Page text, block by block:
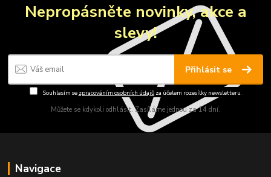
Nepropásněte novinky, akce a
slevy!
Přihlásit se
Souhlasím se zpracováním osobních údajůza účelem rozesílky newsletteru.
Můžete se kdykoli odhlásit. Zasíláme jednou za 14 dní.
Navigace